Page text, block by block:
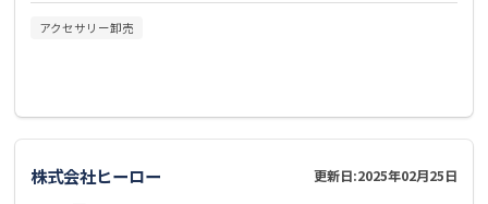
アクセサリー卸売
株式会社ヒーロー 更新日:2025年02月25日